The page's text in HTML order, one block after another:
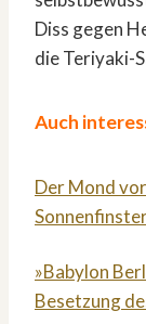
Diss gegen
die Teriyaki-
Auch
Der Mond
»Babylon
Besetzung